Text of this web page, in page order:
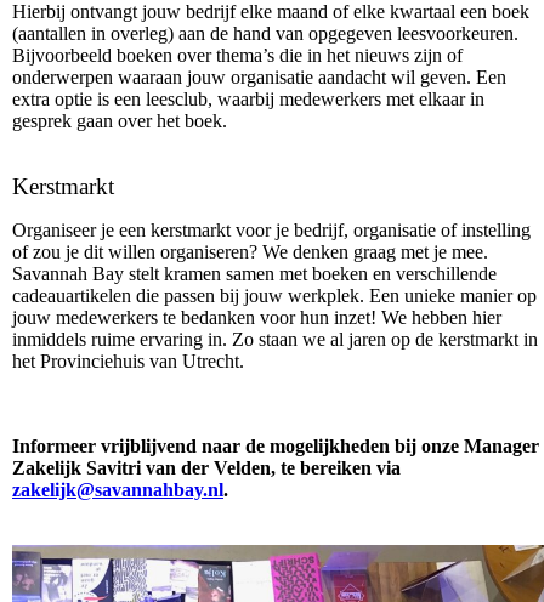
Hierbij ontvangt jouw bedrijf elke maand of elke kwartaal een boek
(aantallen in overleg) aan de hand van opgegeven leesvoorkeuren.
Bijvoorbeeld boeken over thema’s die in het nieuws zijn of
onderwerpen waaraan jouw organisatie aandacht wil geven. Een
extra optie is een leesclub, waarbij medewerkers met elkaar in
gesprek gaan over het boek.
Kerstmarkt
Organiseer je een kerstmarkt voor je bedrijf, organisatie of instelling
of zou je dit willen organiseren? We denken graag met je mee.
Savannah Bay stelt kramen samen met boeken en verschillende
cadeauartikelen die passen bij jouw werkplek. Een unieke manier op
jouw medewerkers te bedanken voor hun inzet! We hebben hier
inmiddels ruime ervaring in. Zo staan we al jaren op de kerstmarkt in
het Provinciehuis van Utrecht.
Informeer vrijblijvend naar de mogelijkheden bij onze Manager
Zakelijk Savitri van der Velden, te bereiken via
zakelijk@savannahbay.nl.